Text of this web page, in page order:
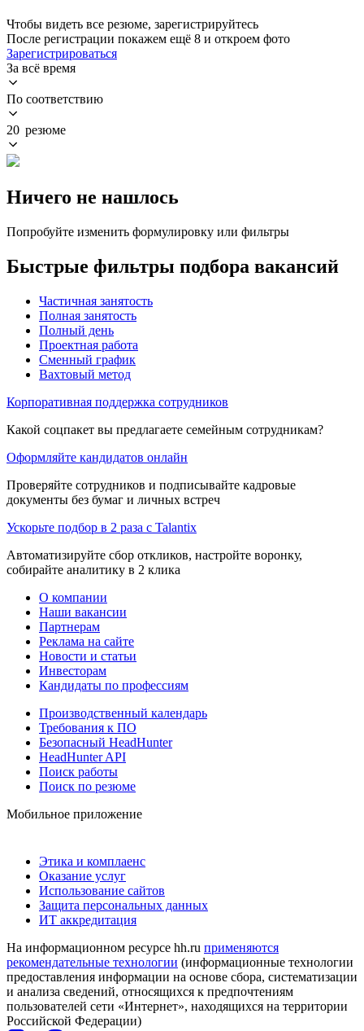
Чтобы видеть все резюме, зарегистрируйтесь
После регистрации покажем ещё 8 и откроем фото
Зарегистрироваться
За всё время
По соответствию
20 резюме
Ничего не нашлось
Попробуйте изменить формулировку или фильтры
Быстрые фильтры подбора вакансий
Частичная занятость
Полная занятость
Полный день
Проектная работа
Сменный график
Вахтовый метод
Корпоративная поддержка сотрудников
Какой соцпакет вы предлагаете семейным сотрудникам?
Оформляйте кандидатов онлайн
Проверяйте сотрудников и подписывайте кадровые
документы без бумаг и личных встреч
Ускорьте подбор в 2 раза с Talantix
Автоматизируйте сбор откликов, настройте воронку,
собирайте аналитику в 2 клика
О компании
Наши вакансии
Партнерам
Реклама на сайте
Новости и статьи
Инвесторам
Кандидаты по профессиям
Производственный календарь
Требования к ПО
Безопасный HeadHunter
HeadHunter API
Поиск работы
Поиск по резюме
Мобильное приложение
Этика и комплаенс
Оказание услуг
Использование сайтов
Защита персональных данных
ИТ аккредитация
На информационном ресурсе hh.ru применяются
рекомендательные технологии (информационные технологии
предоставления информации на основе сбора, систематизации
и анализа сведений, относящихся к предпочтениям
пользователей сети «Интернет», находящихся на территории
Российской Федерации)